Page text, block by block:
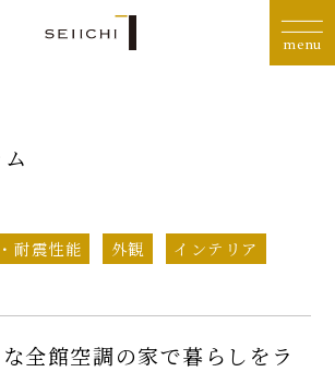
耐震性能 外観 インテリア
全館空調の家で暮らしをラ